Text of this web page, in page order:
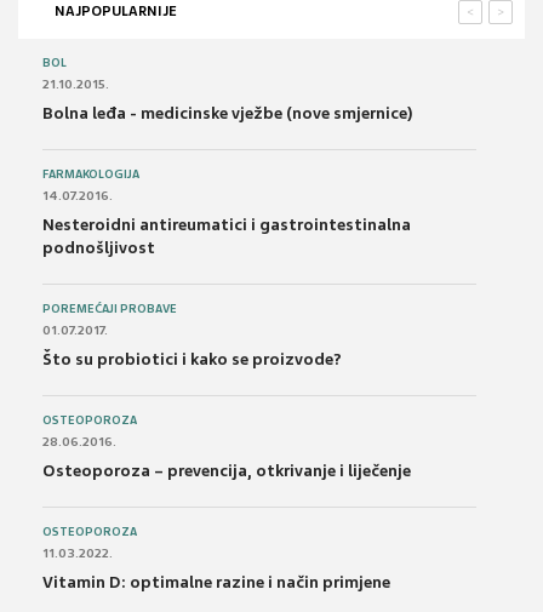
NAJPOPULARNIJE >
<
BOL
21.10.2015.
Bolna leđa - medicinske vježbe (nove smjernice)
FARMAKOLOGIJA
14.07.2016.
Nesteroidni antireumatici i gastrointestinalna
podnošljivost
POREMEĆAJI PROBAVE
01.07.2017.
Što su probiotici i kako se proizvode?
OSTEOPOROZA
28.06.2016.
Osteoporoza – prevencija, otkrivanje i liječenje
OSTEOPOROZA
11.03.2022.
Vitamin D: optimalne razine i način primjene